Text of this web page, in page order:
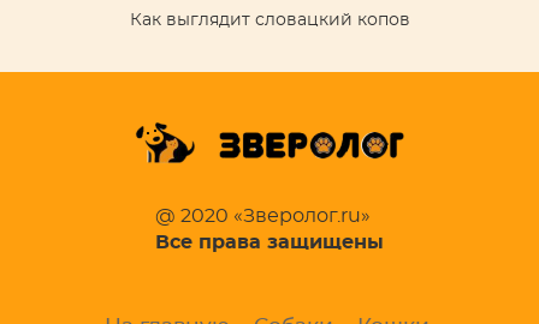
Как выглядит словацкий копов
@ 2020 «Зверолог.ru»
Все права защищены